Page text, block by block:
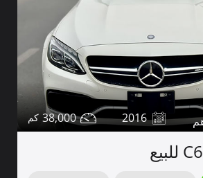
2016
38,000